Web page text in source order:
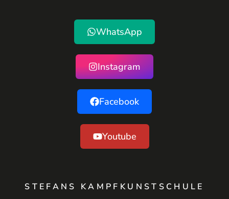
WhatsApp
Instagram
Facebook
Youtube
STEFANS KAMPFKUNSTSCHULE